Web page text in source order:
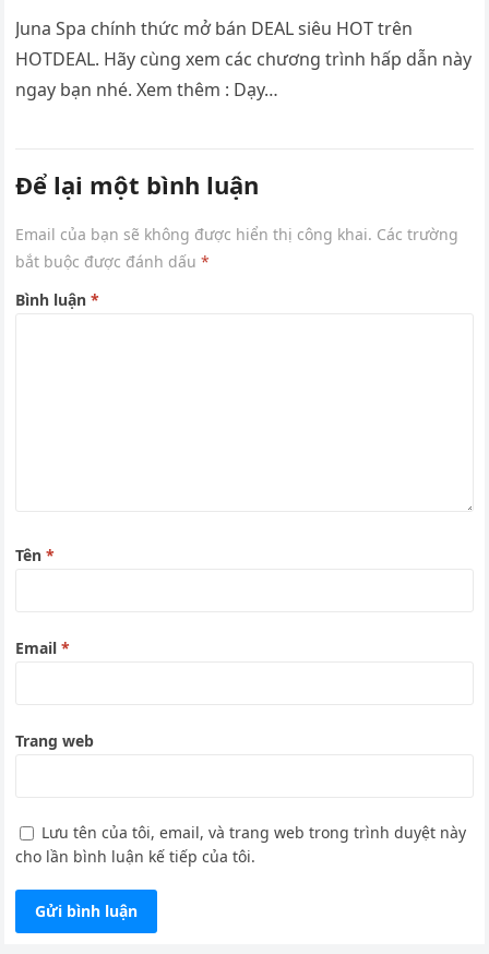
Juna Spa chính thức mở bán DEAL siêu HOT trên
HOTDEAL. Hãy cùng xem các chương trình hấp dẫn này
ngay bạn nhé. Xem thêm : Dạy…
Để lại một bình luận
Email của bạn sẽ không được hiển thị công khai. Các trường
bắt buộc được đánh dấu*
Bình luận*
Tên*
Email*
Trang web
Lưu tên của tôi, email, và trang web trong trình duyệt này
cho lần bình luận kế tiếp của tôi.